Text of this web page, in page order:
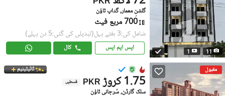
11
1
گلشنِ معمار, گداپ ٹاؤن
700 مربع فیٹ
شامل کی:3 ہفتے پہل (تبدیلی کی گئی:5 دن پہلے)
ایس ایم ایس کال
مقبول ٹائیٹینیم
PKR 1.75 کروڑ قسطیں
سلک گارڈن, سُرجانی ٹاؤن